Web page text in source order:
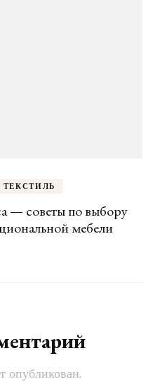
— советы по выбору
мебели
опубликован.